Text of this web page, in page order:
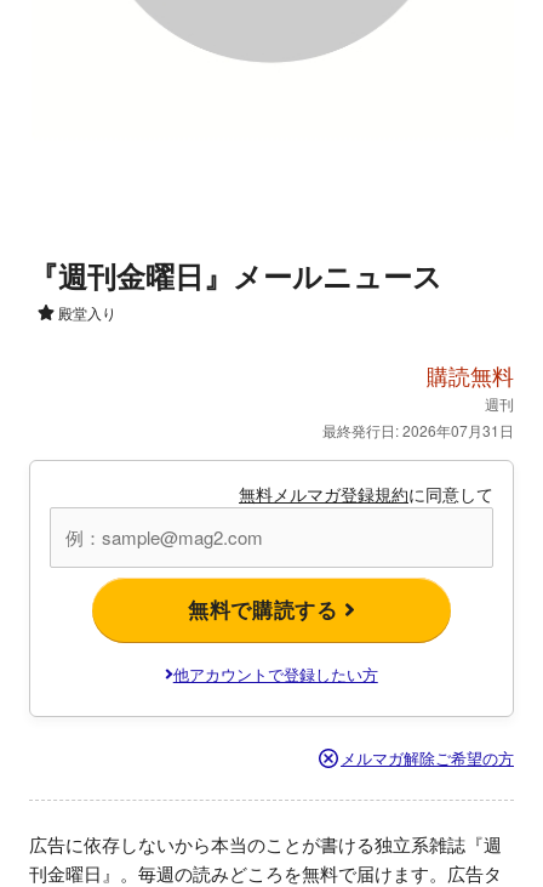
『週刊金曜日』メールニュース
殿堂入り
購読無料
週刊
最終発行日: 2026年07月31日
無料メルマガ登録規約に同意して
無料で購読する
他アカウントで登録したい方
メルマガ解除ご希望の方
広告に依存しないから本当のことが書ける独立系雑誌『週
刊金曜日』。毎週の読みどころを無料で届けます。広告タ